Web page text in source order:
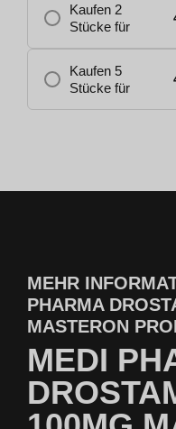
Kaufen 2
Stücke für
Kaufen 5
Stücke für
MEHR
PHARMA
MASTERON
MEDI